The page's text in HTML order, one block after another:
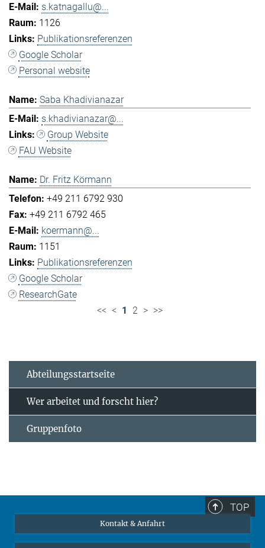
s.katnagallu@...
1126
Publikationsreferenzen
Google Scholar
Personal website
Saba Khadivianazar
s.khadivianazar@...
Group Website
FAU Website
Dr. Fritz Körmann
+49 211 6792 930
+49 211 6792 465
koermann@...
1151
Publikationsreferenzen
Google Scholar
ResearchGate
<< < 1 2 > >>
Abteilungsstartseite
Wer arbeitet und forscht hier?
Gruppenfoto
TOP
Kontakt & Anfahrt